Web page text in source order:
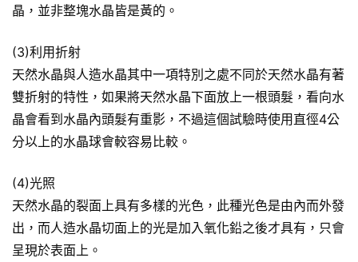
晶，並非整塊水晶皆是黃的。
(3)利用折射
天然水晶與人造水晶其中一項特別之處不同於天然水晶有著
雙折射的特性，如果將天然水晶下面放上一根頭髮，看向水
晶會看到水晶內頭髮有重影，不過這個試驗時使用直徑4公
分以上的水晶球會較容易比較。
(4)光照
天然水晶的裂面上具有多樣的光色，此種光色是由內而外發
出，而人造水晶切面上的光是加入氧化鉛之後才具有，只會
呈現於表面上。